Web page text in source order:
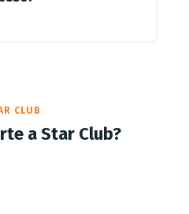
CLUB
a Star Club?